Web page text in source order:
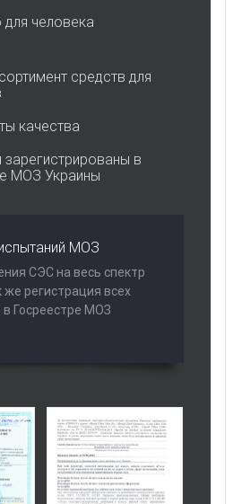
человека
средств для
качества
зарегистрированы в
МОЗ Украины
МОЗ
СЭС на весь спектр
же регистрация всех
в Госреестре МОЗ